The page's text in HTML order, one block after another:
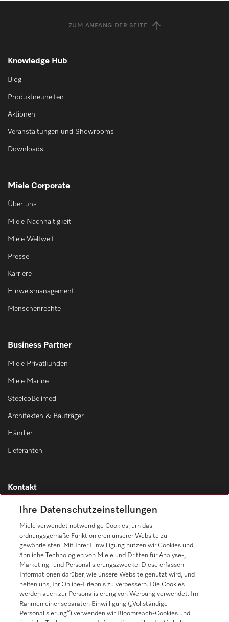
ZUM ANFANG DER SEITE
Knowledge Hub
Blog
Produktneuheiten
Aktionen
Veranstaltungen und Showrooms
Downloads
Miele Corporate
Über uns
Miele Nachhaltigkeit
Miele Weltweit
Presse
Karriere
Hinweismanagement
Menschenrechte
Business Partner
Miele Privatkunden
Miele Marine
SteelcoBelimed
Architekten & Bauträger
Händler
Lieferanten
Kontakt
Kontaktübersicht
Vertrieb
0471 666 319
Werkkundendienst
0471 666 319
Ihre Datenschutzeinstellungen
Miele verwendet notwendige Cookies, um das
ordnungsgemäße Funktionieren unserer Website zu
gewährleisten. Mit Ihrer Einwilligung nutzen wir Cookies und
ähnliche Technologien von Miele und Dritten für Analyse-,
Marketing- und Personalisierungszwecke. Diese erfassen
Informationen darüber, wie unsere Website genutzt wird, und
helfen uns, Ihr Online-Erlebnis zu verbessern. Die Cookies
werden auch zur Personalisierung von Werbung verwendet. Im
Rahmen einer separaten Einwilligung („Vollständige
Personalisierung“) verwenden wir Bloomreach-Cookies und